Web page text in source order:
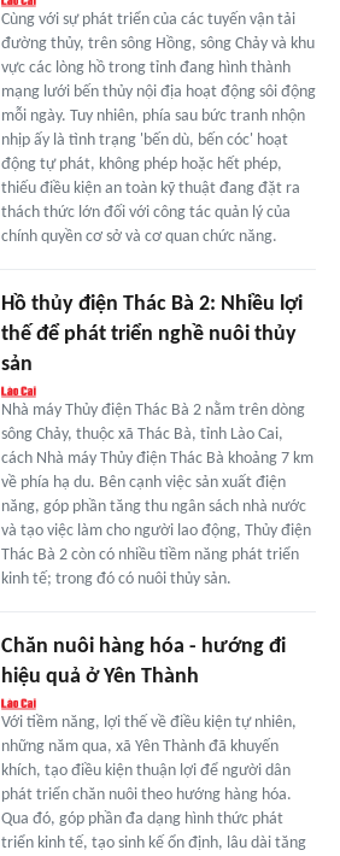
Cùng với sự phát triển của các tuyến vận tải
đường thủy, trên sông Hồng, sông Chảy và khu
vực các lòng hồ trong tỉnh đang hình thành
mạng lưới bến thủy nội địa hoạt động sôi động
mỗi ngày. Tuy nhiên, phía sau bức tranh nhộn
nhịp ấy là tình trạng 'bến dù, bến cóc' hoạt
động tự phát, không phép hoặc hết phép,
thiếu điều kiện an toàn kỹ thuật đang đặt ra
thách thức lớn đối với công tác quản lý của
chính quyền cơ sở và cơ quan chức năng.
Hồ thủy điện Thác Bà 2: Nhiều lợi
thế để phát triển nghề nuôi thủy
sản
Nhà máy Thủy điện Thác Bà 2 nằm trên dòng
sông Chảy, thuộc xã Thác Bà, tỉnh Lào Cai,
cách Nhà máy Thủy điện Thác Bà khoảng 7 km
về phía hạ du. Bên cạnh việc sản xuất điện
năng, góp phần tăng thu ngân sách nhà nước
và tạo việc làm cho người lao động, Thủy điện
Thác Bà 2 còn có nhiều tiềm năng phát triển
kinh tế; trong đó có nuôi thủy sản.
Chăn nuôi hàng hóa - hướng đi
hiệu quả ở Yên Thành
Với tiềm năng, lợi thế về điều kiện tự nhiên,
những năm qua, xã Yên Thành đã khuyến
khích, tạo điều kiện thuận lợi để người dân
phát triển chăn nuôi theo hướng hàng hóa.
Qua đó, góp phần đa dạng hình thức phát
triển kinh tế, tạo sinh kế ổn định, lâu dài tăng